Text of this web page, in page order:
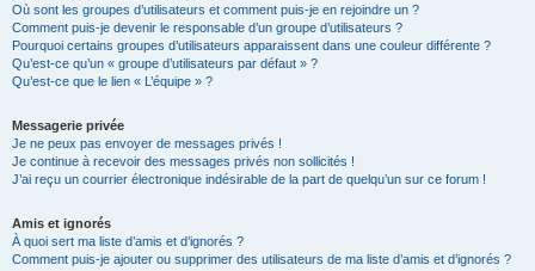
Où sont les groupes d’utilisateurs et comment puis-je en rejoindre un ?
Comment puis-je devenir le responsable d’un groupe d’utilisateurs ?
Pourquoi certains groupes d’utilisateurs apparaissent dans une couleur différente ?
Qu’est-ce qu’un « groupe d’utilisateurs par défaut » ?
Qu’est-ce que le lien « L’équipe » ?
Messagerie privée
Je ne peux pas envoyer de messages privés !
Je continue à recevoir des messages privés non sollicités !
J’ai reçu un courrier électronique indésirable de la part de quelqu’un sur ce forum !
Amis et ignorés
À quoi sert ma liste d’amis et d’ignorés ?
Comment puis-je ajouter ou supprimer des utilisateurs de ma liste d’amis et d’ignorés ?